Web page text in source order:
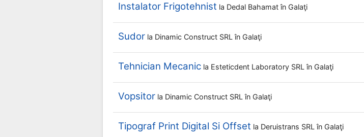
Instalator Frigotehnist la Dedal Bahamat în Galaţi
Sudor la Dinamic Construct SRL în Galaţi
Tehnician Mecanic la Esteticdent Laboratory SRL în Galaţi
Vopsitor la Dinamic Construct SRL în Galaţi
Tipograf Print Digital Si Offset la Deruistrans SRL în Galaţi